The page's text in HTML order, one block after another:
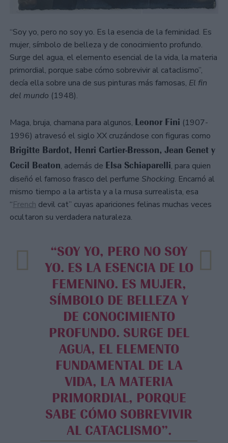
“Soy yo, pero no soy yo. Es la esencia de la feminidad. Es
mujer, símbolo de belleza y de conocimiento profundo.
Surge del agua, el elemento esencial de la vida, la materia
primordial, porque sabe cómo sobrevivir al cataclismo”,
decía ella sobre una de sus pinturas más famosas, El fin
del mundo (1948).
Maga, bruja, chamana para algunos, Leonor Fini (1907-
1996) atravesó el siglo XX cruzándose con figuras como
Brigitte Bardot, Henri Cartier-Bresson, Jean Genet y
Cecil Beaton, además de Elsa Schiaparelli, para quien
diseñó el famoso frasco del perfume Shocking. Encarnó al
mismo tiempo a la artista y a la musa surrealista, esa
“French devil cat” cuyas apariciones felinas muchas veces
ocultaron su verdadera naturaleza.
“SOY YO, PERO NO SOY
YO. ES LA ESENCIA DE LO
FEMENINO. ES MUJER,
SÍMBOLO DE BELLEZA Y
DE CONOCIMIENTO
PROFUNDO. SURGE DEL
AGUA, EL ELEMENTO
FUNDAMENTAL DE LA
VIDA, LA MATERIA
PRIMORDIAL, PORQUE
SABE CÓMO SOBREVIVIR
AL CATACLISMO”.